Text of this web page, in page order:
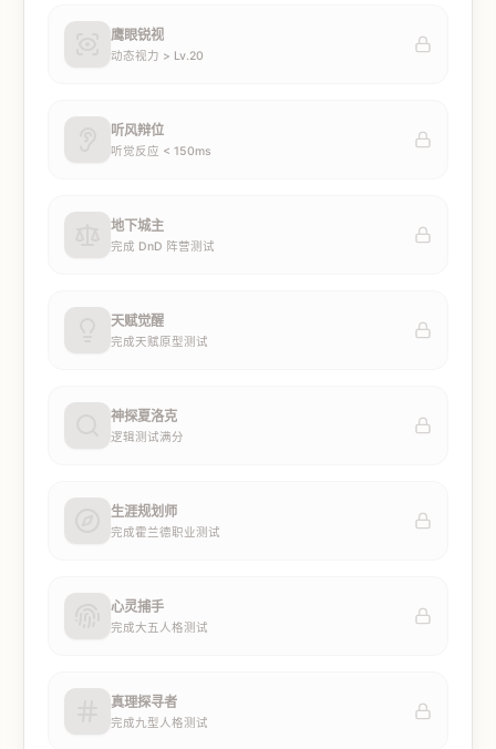
鹰眼锐视
动态视力 > Lv.20
听风辩位
听觉反应 < 150ms
地下城主
完成 DnD 阵营测试
天赋觉醒
完成天赋原型测试
神探夏洛克
逻辑测试满分
生涯规划师
完成霍兰德职业测试
心灵捕手
完成大五人格测试
真理探寻者
完成九型人格测试